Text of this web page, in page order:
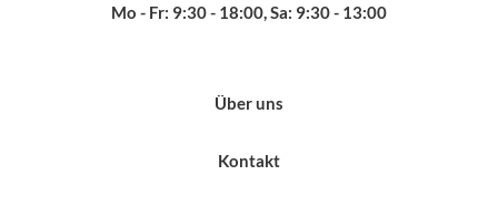
Mo - Fr: 9:30 - 18:00, Sa: 9:30 - 13:00
Über uns
Kontakt